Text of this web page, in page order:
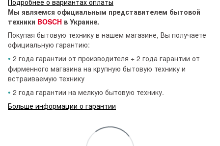
Мы являемся официальным представителем бытовой
техники BOSCH в Украине.
Покупая бытовую технику в нашем магазине, Вы получаете
официальную гарантию:
• 2 года гарантии от производителя + 2 года гарантии от
фирменного магазина на крупную бытовую технику и
встраиваемую технику
• 2 года гарантии на мелкую бытовую технику.
Больше информации о гарантии